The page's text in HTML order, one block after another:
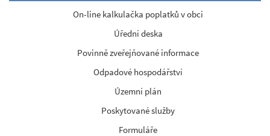
On-line kalkulačka poplatků v obci
Úřední deska
Povinně zveřejňované informace
Odpadové hospodářství
Územní plán
Poskytované služby
Formuláře